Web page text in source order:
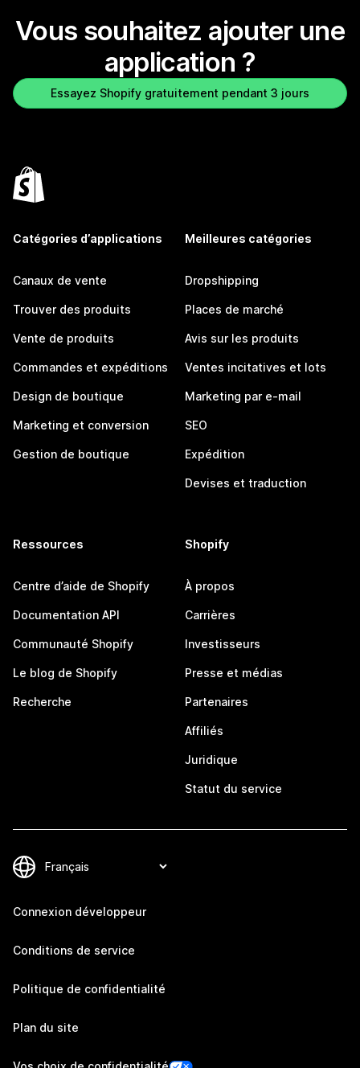
Vous souhaitez ajouter une
application ?
Essayez Shopify gratuitement pendant 3 jours
Catégories d’applications
Canaux de vente
Trouver des produits
Vente de produits
Commandes et expéditions
Design de boutique
Marketing et conversion
Gestion de boutique
Meilleures catégories
Dropshipping
Places de marché
Avis sur les produits
Ventes incitatives et lots
Marketing par e-mail
SEO
Expédition
Devises et traduction
Ressources
Centre d’aide de Shopify
Documentation API
Communauté Shopify
Le blog de Shopify
Recherche
Shopify
À propos
Carrières
Investisseurs
Presse et médias
Partenaires
Affiliés
Juridique
Statut du service
Connexion développeur
Conditions de service
Politique de confidentialité
Plan du site